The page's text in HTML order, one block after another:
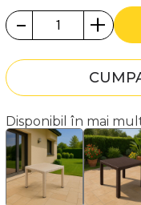
- +
Disponibil în mai